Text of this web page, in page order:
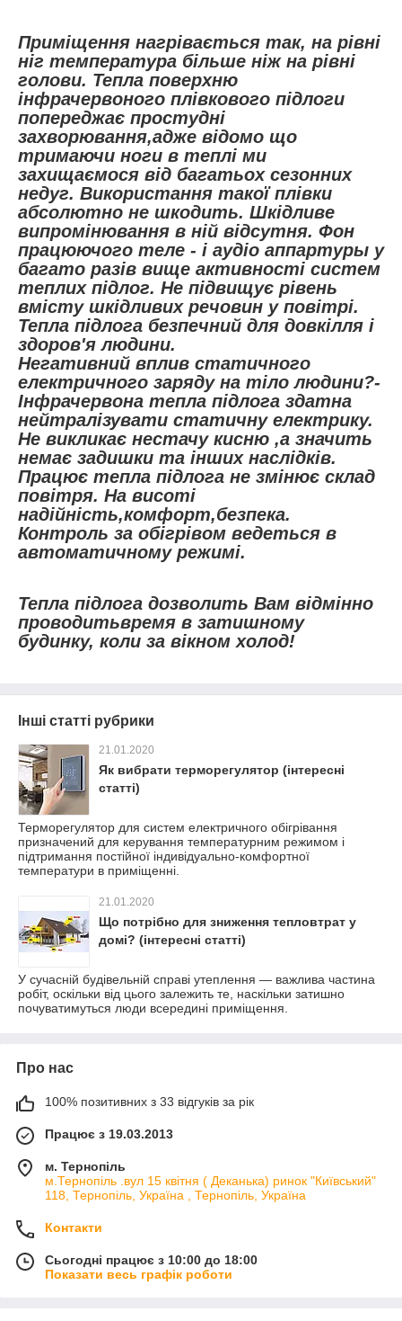
Приміщення нагрівається так, на рівні
ніг температура більше ніж на рівні
голови. Тепла поверхню
інфрачервоного плівкового підлоги
попереджає простудні
захворювання,адже відомо що
тримаючи ноги в теплі ми
захищаємося від багатьох сезонних
недуг. Використання такої плівки
абсолютно не шкодить. Шкідливе
випромінювання в ній відсутня. Фон
працюючого теле - і аудіо аппартуры у
багато разів вище активності систем
теплих підлог. Не підвищує рівень
вмісту шкідливих речовин у повітрі.
Тепла підлога безпечний для довкілля і
здоров'я людини.
Негативний вплив статичного
електричного заряду на тіло людини?-
Інфрачервона тепла підлога здатна
нейтралізувати статичну електрику.
Не викликає нестачу кисню ,а значить
немає задишки та інших наслідків.
Працює тепла підлога не змінює склад
повітря. На висоті
надійність,комфорт,безпека.
Контроль за обігрівом ведеться в
автоматичному режимі.
Тепла підлога дозволить Вам відмінно
проводитьвремя в затишному
будинку, коли за вікном холод!
Інші статті рубрики
21.01.2020
Як вибрати терморегулятор (інтересні
статті)
Терморегулятор для систем електричного обігрівання
призначений для керування температурним режимом і
підтримання постійної індивідуально-комфортної
температури в приміщенні.
21.01.2020
Що потрібно для зниження тепловтрат у
домі? (інтересні статті)
У сучасній будівельній справі утеплення — важлива частина
робіт, оскільки від цього залежить те, наскільки затишно
почуватимуться люди всередині приміщення.
Про нас
100% позитивних з 33 відгуків за рік
Працює з 19.03.2013
м. Тернопіль
м.Тернопіль .вул 15 квітня ( Деканька) ринок "Київський"
118, Тернопіль, Україна , Тернопіль, Україна
Контакти
Сьогодні працює з 10:00 до 18:00
Показати весь графік роботи